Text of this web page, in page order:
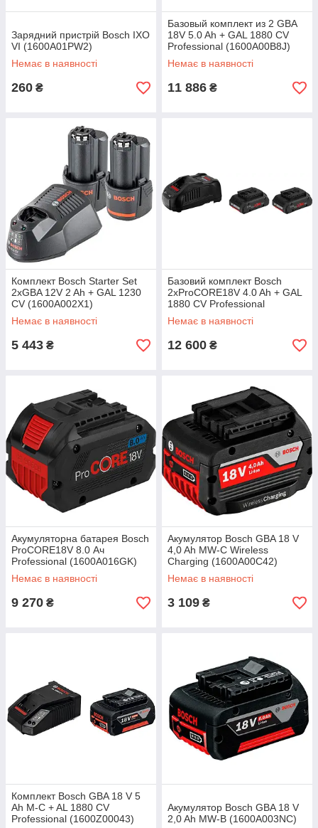
Зарядний пристрій Bosch IXO
VI (1600A01PW2)
Немає в наявності
260 ₴
Базовый комплект из 2 GBA
18V 5.0 Ah + GAL 1880 CV
Professional (1600A00B8J)
Немає в наявності
11 886 ₴
Комплект Bosch Starter Set
2xGBA 12V 2 Ah + GAL 1230
CV (1600A002X1)
Немає в наявності
5 443 ₴
Базовий комплект Bosch
2xProCORE18V 4.0 Ah + GAL
1880 CV Professional
(1600A016GF)
Немає в наявності
12 600 ₴
Акумуляторна батарея Bosch
ProCORE18V 8.0 Ач
Professional (1600A016GK)
Немає в наявності
9 270 ₴
Акумулятор Bosch GBA 18 V
4,0 Ah MW-C Wireless
Charging (1600A00C42)
Немає в наявності
3 109 ₴
Комплект Bosch GBA 18 V 5
Ah M-C + AL 1880 CV
Professional (1600Z00043)
Акумулятор Bosch GBA 18 V
2,0 Ah MW-B (1600A003NC)